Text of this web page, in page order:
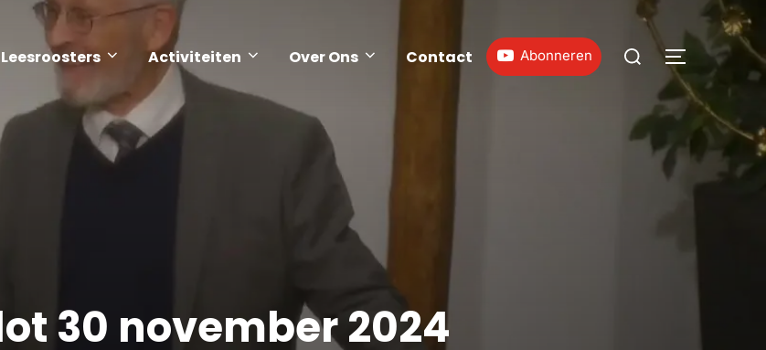
Leesroosters Activiteiten Over Ons Contact Abonneren
30 november 2024